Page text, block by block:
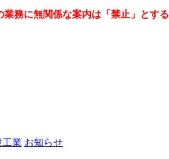
業務に無関係な案内は「禁止」とする
工業 お知らせ